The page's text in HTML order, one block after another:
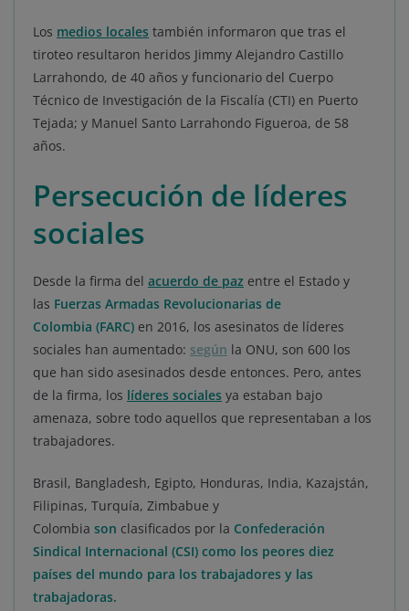
Los medios locales también informaron que tras el
tiroteo resultaron heridos Jimmy Alejandro Castillo
Larrahondo, de 40 años y funcionario del Cuerpo
Técnico de Investigación de la Fiscalía (CTI) en Puerto
Tejada; y Manuel Santo Larrahondo Figueroa, de 58
años.
Persecución de líderes
sociales
Desde la firma del acuerdo de paz entre el Estado y
las Fuerzas Armadas Revolucionarias de
Colombia (FARC) en 2016, los asesinatos de líderes
sociales han aumentado: según la ONU, son 600 los
que han sido asesinados desde entonces. Pero, antes
de la firma, los líderes sociales ya estaban bajo
amenaza, sobre todo aquellos que representaban a los
trabajadores.
Brasil, Bangladesh, Egipto, Honduras, India, Kazajstán,
Filipinas, Turquía, Zimbabue y
Colombia son clasificados por la Confederación
Sindical Internacional (CSI) como los peores diez
países del mundo para los trabajadores y las
trabajadoras.